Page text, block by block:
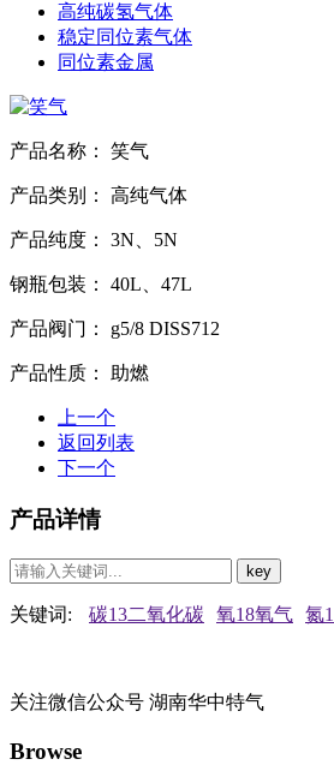
高纯碳氢气体
稳定同位素气体
同位素金属
产品名称： 笑气
产品类别： 高纯气体
产品纯度： 3N、5N
钢瓶包装： 40L、47L
产品阀门： g5/8 DISS712
产品性质： 助燃
上一个
返回列表
下一个
产品详情
关键词: 碳13二氧化碳 氧18氧气 氮
关注微信公众号 湖南华中特气
Browse